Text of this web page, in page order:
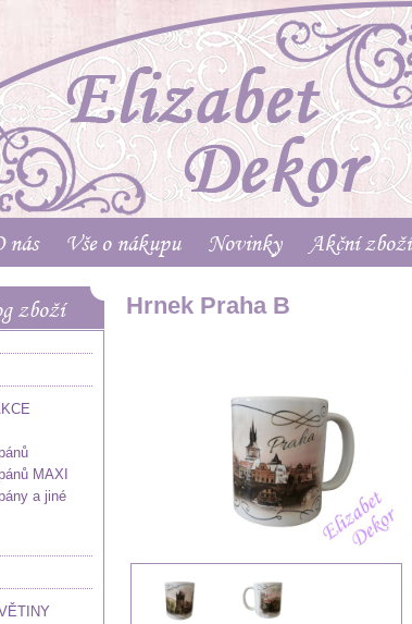
nás Vše o nákupu Novinky Akční zboží
zboží
MAXI
a jiné
Hrnek Praha B